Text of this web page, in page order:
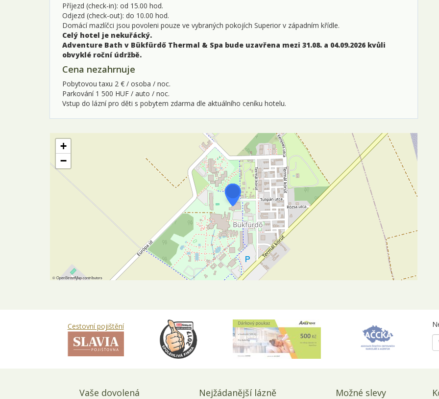
Příjezd (check-in): od 15.00 hod.
Odjezd (check-out): do 10.00 hod.
Domácí mazlíčci jsou povoleni pouze ve vybraných pokojích Superior v západním křídle.
Celý hotel je nekuřácký.
Adventure Bath v Bükfürdő Thermal & Spa bude uzavřena mezi 31.08. a 04.09.2026 kvůli
obvyklé roční údržbě.
Cena nezahrnuje
Pobytovou taxu 2 € / osoba / noc.
Parkování 1 500 HUF / auto / noc.
Vstup do lázní pro děti s pobytem zdarma dle aktuálního ceníku hotelu.
+
−
©OpenStreetMapcontributors
Cestovní pojištění
Vaše dovolená Nejžádanější lázně Možné slevy